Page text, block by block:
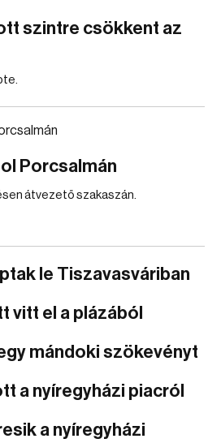
szintre csökkent az
Porcsalmán
átvezető szakaszán.
le Tiszavasváriban
vitt el a plázából
mándoki szökevényt
a nyíregyházi piacról
a nyíregyházi